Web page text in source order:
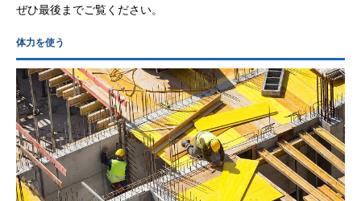
ぜひ最後までご覧ください。
体力を使う